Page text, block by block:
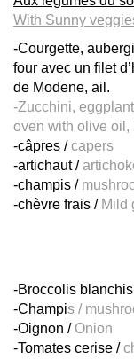
With Sunny
-Courgette,
four avec un filet
de Modene, ail.
-Zucchini,
oven with olive oil,
-câpres /capers
-artichaut /
-champis /
-chèvre frais /Mild
-Broccolis
-Champis /
-Oignon / Onion
-Tomates cerise /